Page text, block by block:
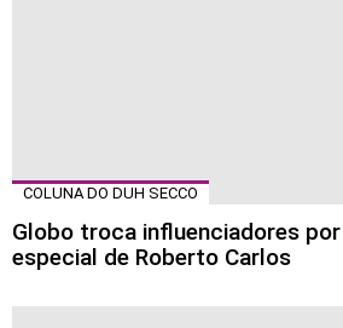
COLUNA DO DUH SECCO
Globo troca influenciadores
especial de Roberto Carlos